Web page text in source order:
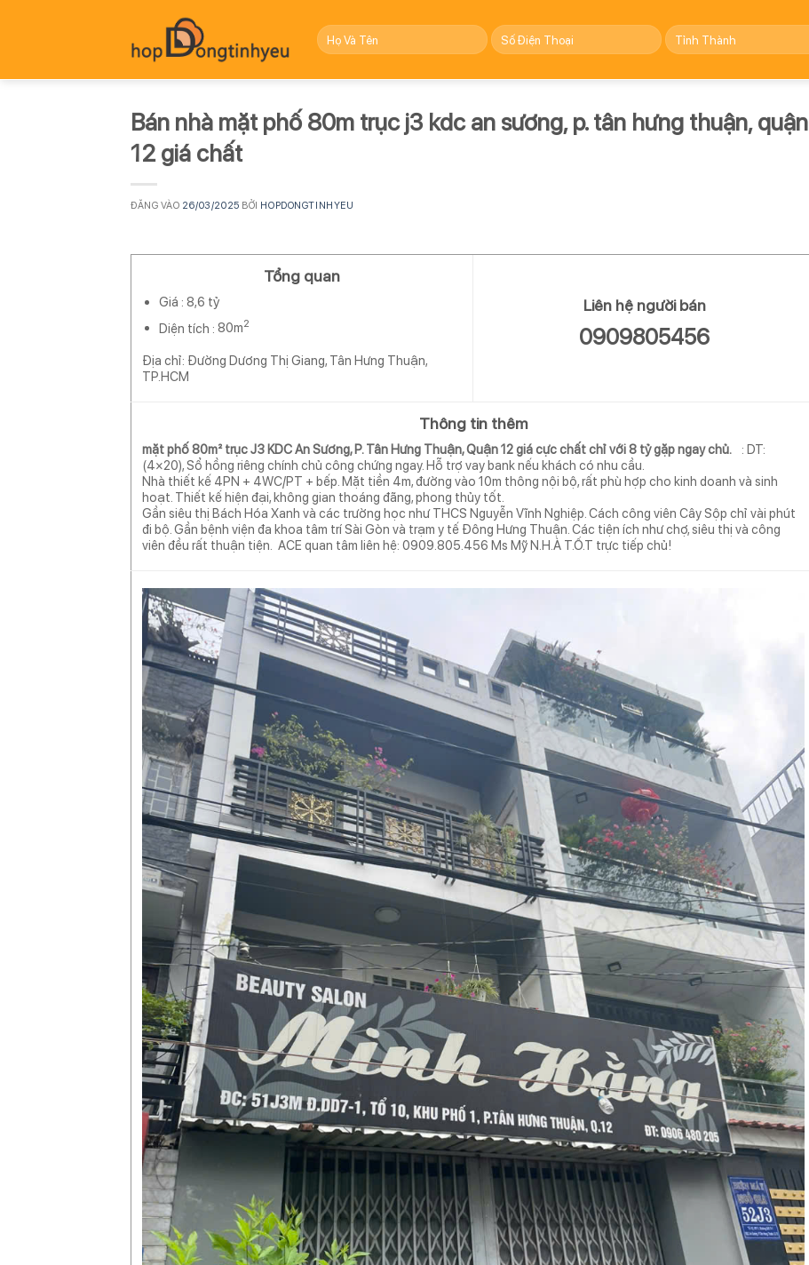
dung
Bán nhà mặt phố 80m trục j3 kdc an sương, p. tân hưng thuận, quận
12 giá chất
ĐĂNG VÀO 26/03/2025 BỞI HOPDONGTINHYEU
Tổng quan
Giá : 8,6 tỷ
Diện tích : 80m2
Địa chỉ: Đường Dương Thị Giang, Tân Hưng Thuận,
TP.HCM
Liên hệ người bán
0909805456
Thông tin thêm
mặt phố 80m² trục J3 KDC An Sương, P. Tân Hưng Thuận, Quận 12 giá cực chất chỉ với 8 tỷ gặp ngay chủ. : DT:
(4×20), Sổ hồng riêng chính chủ công chứng ngay. Hỗ trợ vay bank nếu khách có nhu cầu.
Nhà thiết kế 4PN + 4WC/PT + bếp. Mặt tiền 4m, đường vào 10m thông nội bộ, rất phù hợp cho kinh doanh và sinh
hoạt. Thiết kế hiện đại, không gian thoáng đãng, phong thủy tốt.
Gần siêu thị Bách Hóa Xanh và các trường học như THCS Nguyễn Vĩnh Nghiệp. Cách công viên Cây Sộp chỉ vài phút
đi bộ. Gần bệnh viện đa khoa tâm trí Sài Gòn và trạm y tế Đông Hưng Thuận. Các tiện ích như chợ, siêu thị và công
viên đều rất thuận tiện. ACE quan tâm liên hệ: 0909.805.456 Ms Mỹ N.H.À T.Ố.T trực tiếp chủ!